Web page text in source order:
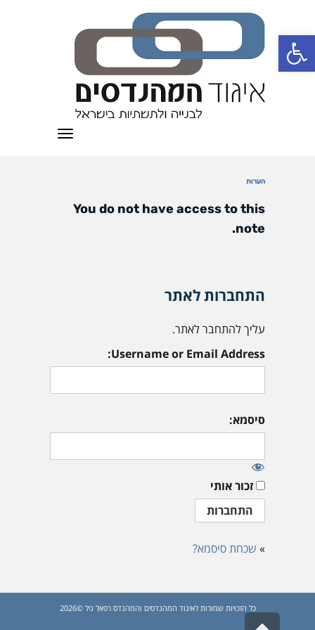
פתח סרגל נגישות
תפריט
הערות
You do not have access to this
note.
התחברות לאתר
עליך להתחבר לאתר.
Username or Email Address:
סיסמא:
זכור אותי
» שכחת סיסמא?
כל הזכויות שמורות לאיגוד המהנדסים והמהנדס רפאל גיל ©2026